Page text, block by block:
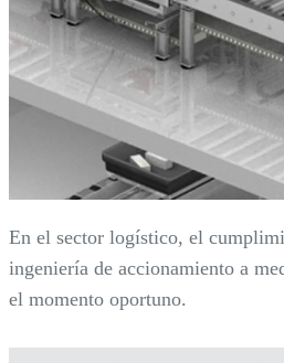
En el sector logístico, el
ingeniería de accionamiento a
el momento oportuno.